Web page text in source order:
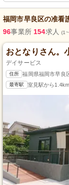
福岡市早良区の准看
96事業所 154求人
おとなりさん。
デイサービス
住所 福岡県福岡市早良
最寄駅 室見駅から